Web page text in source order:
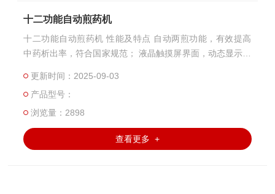
十二功能自动煎药机
十二功能自动煎药机 性能及特点 自动两煎功能，有效提高
中药析出率，符合国家规范； 液晶触摸屏界面，动态显示煎
捷； 电动挤压功能，实现药渣自动分离，减轻劳动强度；
更新时间：2025-09-03
产品型号：
浏览量：2898
查看更多 +